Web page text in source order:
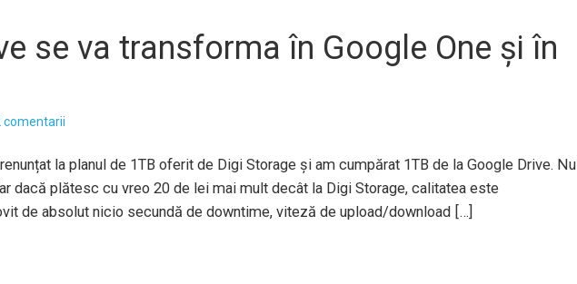
se va transforma în Google One și în
comentarii
la planul de 1TB oferit de Digi Storage și am cumpărat 1TB de la Google Drive. Nu
dacă plătesc cu vreo 20 de lei mai mult decât la Digi Storage, calitatea este
de absolut nicio secundă de downtime, viteză de upload/download […]